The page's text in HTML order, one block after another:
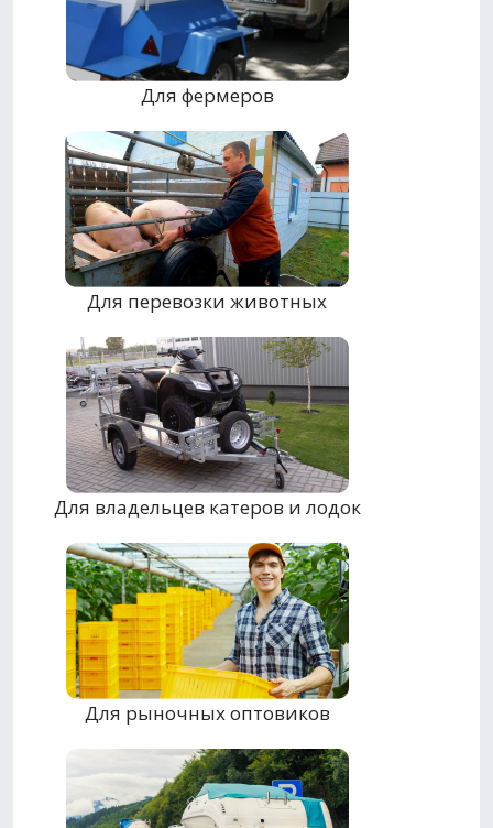
Для фермеров
Для перевозки животных
Для владельцев катеров и лодок
Для рыночных оптовиков